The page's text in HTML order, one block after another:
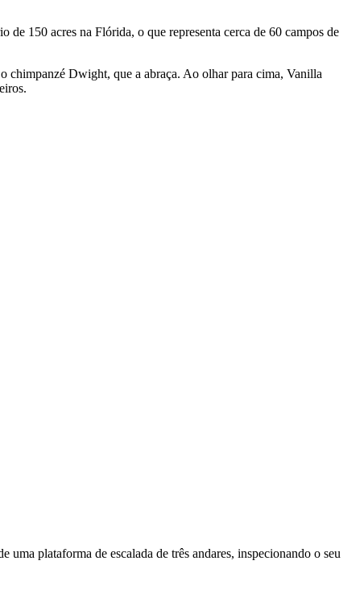
150 acres na Flórida, o que representa cerca de 60 campos de
chimpanzé Dwight, que a abraça. Ao olhar para cima, Vanilla
plataforma de escalada de três andares, inspecionando o seu